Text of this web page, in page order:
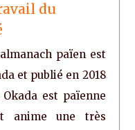
du
païen est
et publié en 2018
est païenne
anime une très